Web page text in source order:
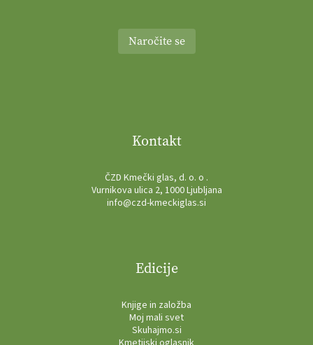
Naročite se
Kontakt
ČZD Kmečki glas, d. o. o .
Vurnikova ulica 2, 1000 Ljubljana
info@czd-kmeckiglas.si
Edicije
Knjige in založba
Moj mali svet
Skuhajmo.si